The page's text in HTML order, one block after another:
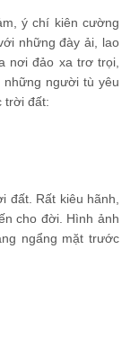
ý chí kiên cường
những đày ải, lao
nơi đảo xa trơ trọi,
người tù yêu
trời đất:
đất. Rất kiêu hãnh,
cho đời. Hình ảnh
ngẩng mặt trước